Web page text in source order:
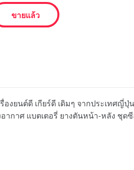
ขายแล้ว
ยนต์ดี เกียร์ดี เดิมๆ จากประเทศญี่ปุ่
ากาศ แบตเตอรี่ ยางตันหน้า-หลัง ชุด